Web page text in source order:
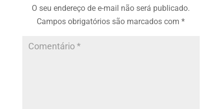
O seu endereço de e-mail não será publicado.
Campos obrigatórios são marcados com*